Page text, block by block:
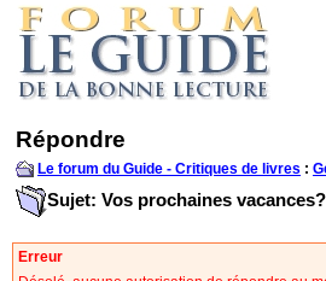
Répondre
Le forum du Guide - Critiques de livres :
Sujet: Vos prochaines vacances?
Erreur